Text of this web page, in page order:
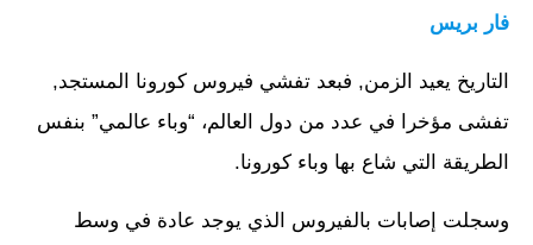
فار بريس
التاريخ يعيد الزمن, فبعد تفشي فيروس كورونا المستجد,
تفشى مؤخرا في عدد من دول العالم، “وباء عالمي” بنفس
الطريقة التي شاع بها وباء كورونا.
وسجلت إصابات بالفيروس الذي يوجد عادة في وسط